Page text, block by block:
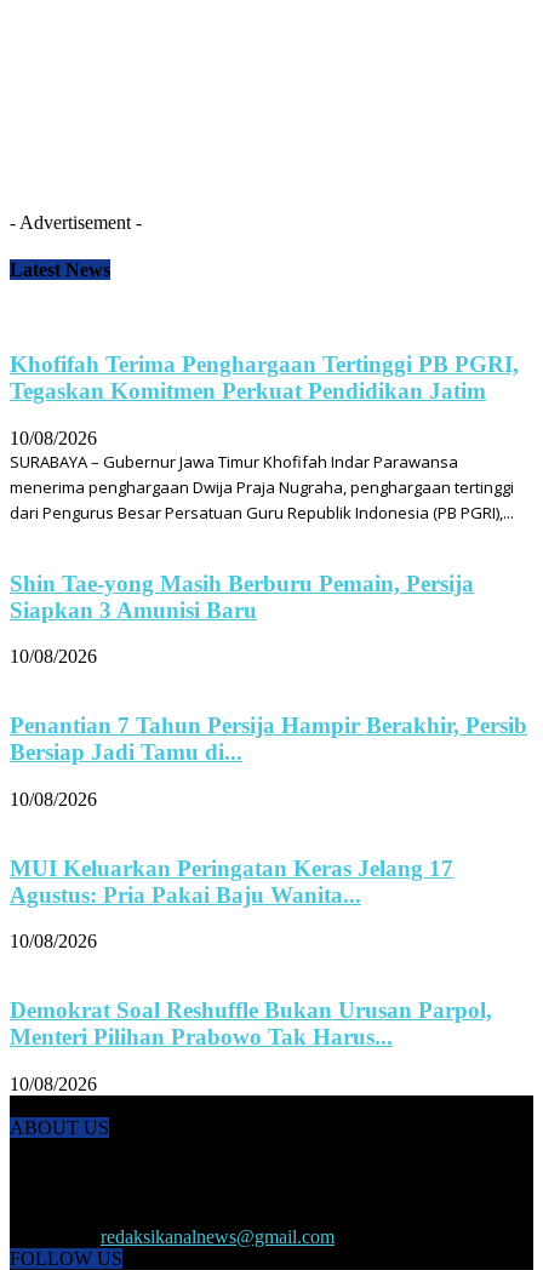
- Advertisement -
Latest News
Khofifah Terima Penghargaan Tertinggi PB PGRI,
Tegaskan Komitmen Perkuat Pendidikan Jatim
10/08/2026
SURABAYA – Gubernur Jawa Timur Khofifah Indar Parawansa
menerima penghargaan Dwija Praja Nugraha, penghargaan tertinggi
dari Pengurus Besar Persatuan Guru Republik Indonesia (PB PGRI),...
Shin Tae-yong Masih Berburu Pemain, Persija
Siapkan 3 Amunisi Baru
10/08/2026
Penantian 7 Tahun Persija Hampir Berakhir, Persib
Bersiap Jadi Tamu di...
10/08/2026
MUI Keluarkan Peringatan Keras Jelang 17
Agustus: Pria Pakai Baju Wanita...
10/08/2026
Demokrat Soal Reshuffle Bukan Urusan Parpol,
Menteri Pilihan Prabowo Tak Harus...
10/08/2026
ABOUT US
redaksikanalnews@gmail.com
FOLLOW US